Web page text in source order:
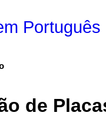
Português
de